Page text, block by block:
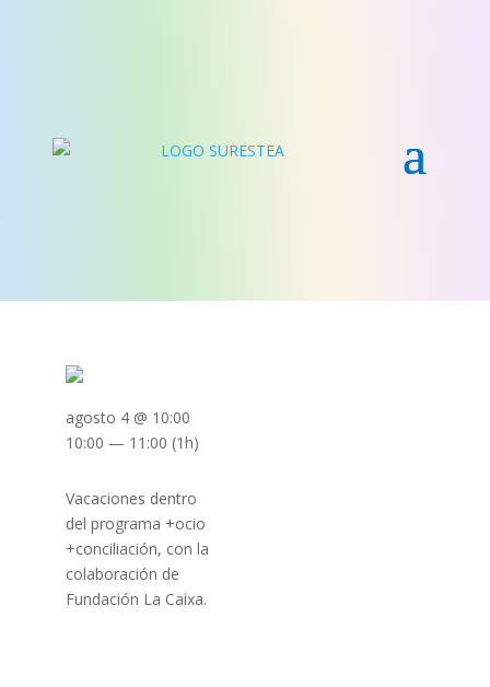
Vacaciones dentro
del programa +ocio
+conciliación, con la
colaboración de
Fundación La Caixa.
agosto 4 @ 10:00
10:00 — 11:00 (1h)